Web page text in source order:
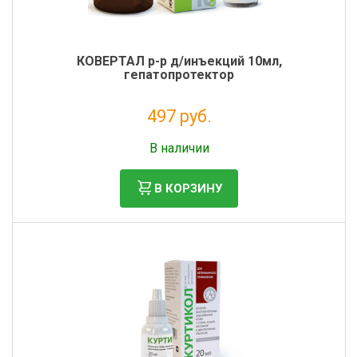
КОВЕРТАЛ р-р д/инъекций 10мл,
гепатопротектор
497 руб.
В наличии
В КОРЗИНУ